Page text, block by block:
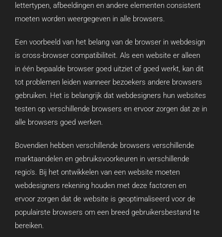
lettertypen, afbeeldingen en andere elementen consistent
moeten worden weergegeven in alle browsers.
Een voorbeeld van het belang van de browser in webdesign
is cross-browser compatibiliteit. Als een website er alleen
in één bepaalde browser goed uitziet of goed werkt, kan dit
tot problemen leiden wanneer bezoekers andere browsers
gebruiken. Het is belangrijk dat webdesigners hun websites
testen op verschillende browsers en ervoor zorgen dat ze in
alle browsers goed werken.
Bovendien hebben verschillende browsers verschillende
marktaandelen en gebruiksvoorkeuren in verschillende
regio's. Bij het ontwikkelen van een website moeten
webdesigners rekening houden met deze factoren en
ervoor zorgen dat de website is geoptimaliseerd voor de
populairste browsers om een breed gebruikersbestand te
bereiken.